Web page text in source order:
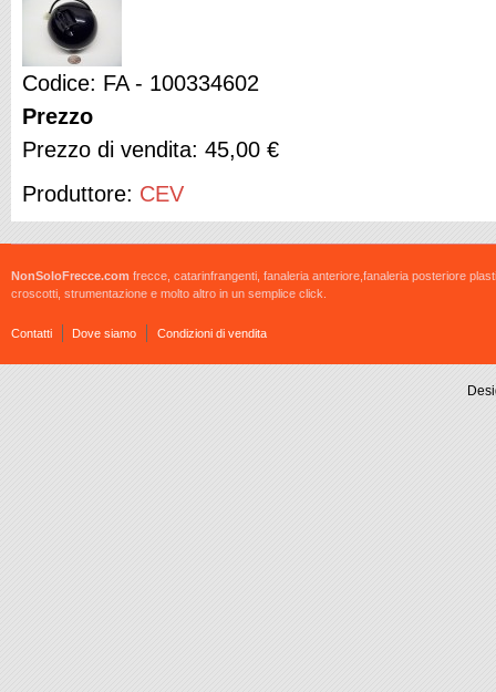
Codice: FA - 100334602
Prezzo
Prezzo di vendita: 45,00 €
Produttore: CEV
NonSoloFrecce.com frecce, catarinfrangenti, fanaleria anteriore,fanaleria posteriore
croscotti, strumentazione e molto altro in un semplice click.
Contatti Dove siamo Condizioni di vendita